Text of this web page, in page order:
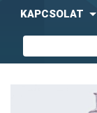
KAPCSOLAT